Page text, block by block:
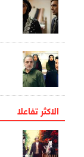
الاکثر تفاعلا